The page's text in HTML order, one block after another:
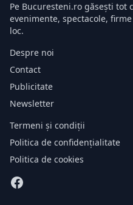
Pe Bucuresteni.ro găsești tot
evenimente, spectacole,
loc.
Despre noi
Contact
Publicitate
Newsletter
Termeni și condiții
Politica de confidențialitate
Politica de cookies